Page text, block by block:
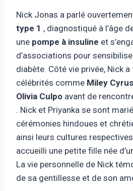
Nick Jonas a parlé
type 1 , diagnostiqué à l’âge
une pompe à insuline et
d’associations pour
diabète. Côté vie privée, Nick
célébrités comme Miley Cyrus
Olivia Culpo avant de
. Nick et Priyanka se sont
cérémonies hindoues et
ainsi leurs cultures
accueilli une petite fille née
La vie personnelle de Nick
de sa gentillesse et de son